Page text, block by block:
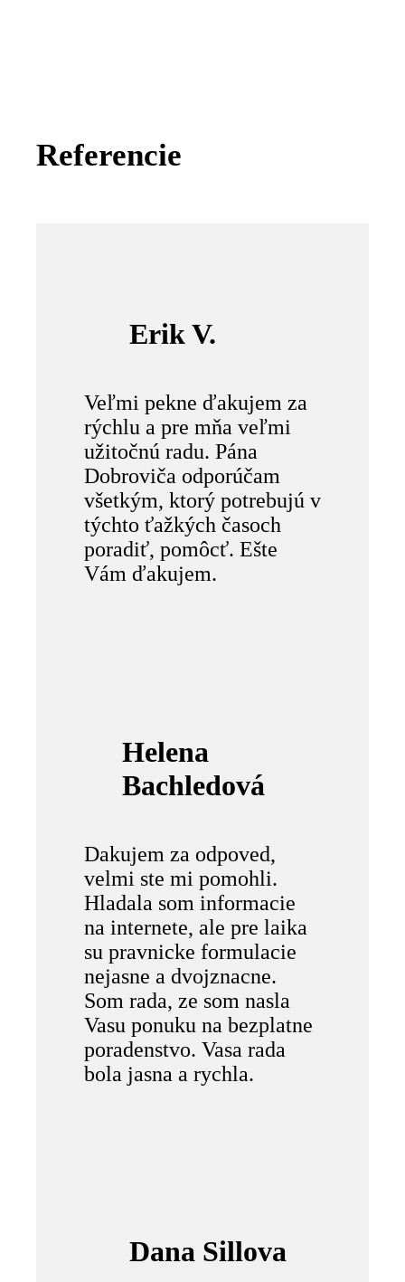
Referencie
Erik V.
Veľmi pekne ďakujem za
rýchlu a pre mňa veľmi
užitočnú radu. Pána
Dobroviča odporúčam
všetkým, ktorý potrebujú v
týchto ťažkých časoch
poradiť, pomôcť. Ešte
Vám ďakujem.
Helena
Bachledová
Dakujem za odpoved,
velmi ste mi pomohli.
Hladala som informacie
na internete, ale pre laika
su pravnicke formulacie
nejasne a dvojznacne.
Som rada, ze som nasla
Vasu ponuku na bezplatne
poradenstvo. Vasa rada
bola jasna a rychla.
Dana Sillova